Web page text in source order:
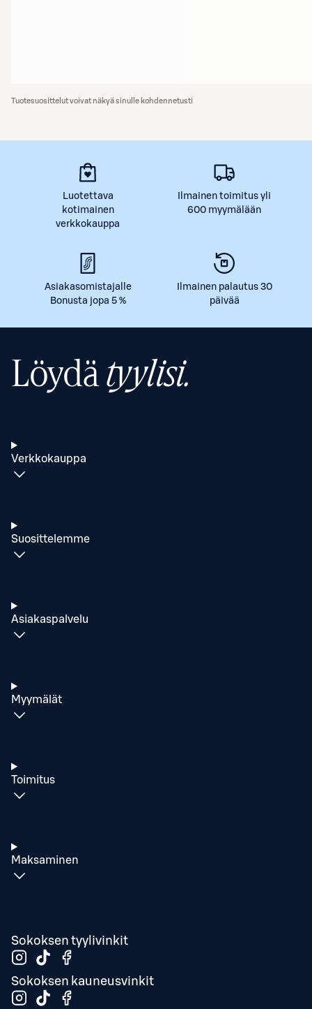
Tuotesuosittelut voivat näkyä sinulle kohdennetusti
Luotettava
kotimainen
verkkokauppa
Ilmainen toimitus yli
600 myymälään
Asiakasomistajalle
Bonusta jopa 5 %
Ilmainen palautus 30
päivää
Löydätyylisi.
Verkkokauppa
Suosittelemme
Asiakaspalvelu
Myymälät
Toimitus
Maksaminen
Sokoksen tyylivinkit
Sokoksen kauneusvinkit